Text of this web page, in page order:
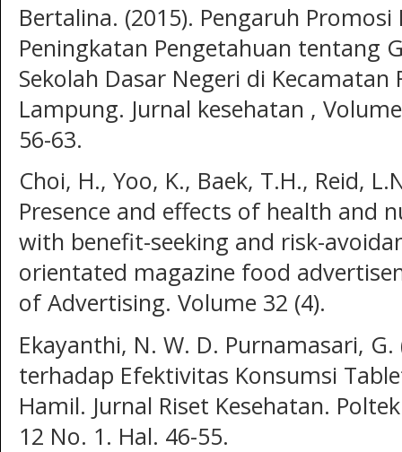
Bertalina. (2015). Pengaruh
Peningkatan Pengetahuan tentang
Sekolah Dasar Negeri di Kecamatan
Lampung. Jurnal kesehatan ,
56-63.
Choi, H., Yoo, K., Baek, T.H., Reid,
Presence and effects of health and
with benefit-seeking and risk-
orientated magazine food
of Advertising. Volume 32 (4).
Ekayanthi, N. W. D. Purnamasari,
terhadap Efektivitas Konsumsi
Hamil. Jurnal Riset Kesehatan.
12 No. 1. Hal. 46-55.